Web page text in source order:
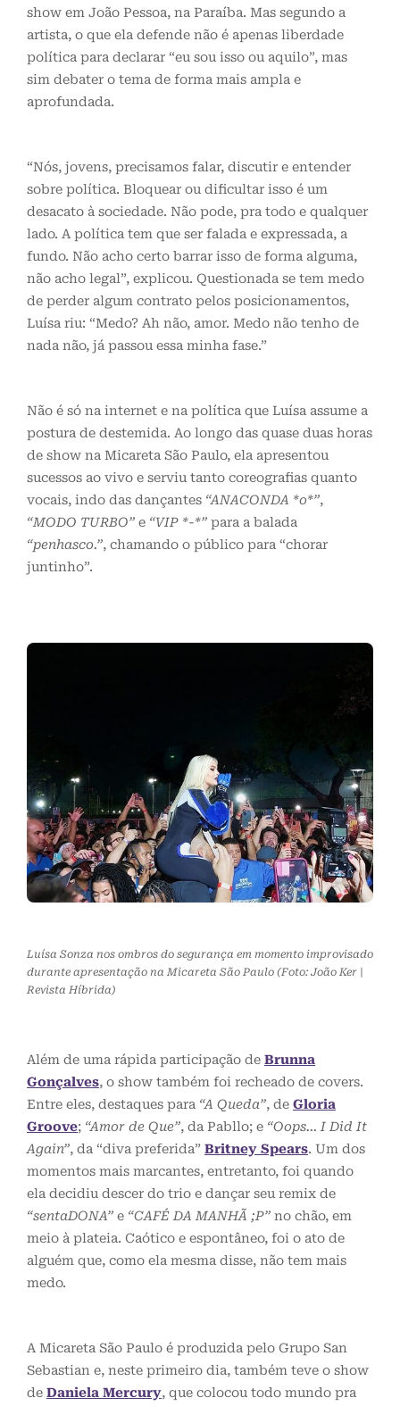
show em João Pessoa, na Paraíba. Mas segundo a
artista, o que ela defende não é apenas liberdade
política para declarar “eu sou isso ou aquilo”, mas
sim debater o tema de forma mais ampla e
aprofundada.
“Nós, jovens, precisamos falar, discutir e entender
sobre política. Bloquear ou dificultar isso é um
desacato à sociedade. Não pode, pra todo e qualquer
lado. A política tem que ser falada e expressada, a
fundo. Não acho certo barrar isso de forma alguma,
não acho legal”, explicou. Questionada se tem medo
de perder algum contrato pelos posicionamentos,
Luísa riu: “Medo? Ah não, amor. Medo não tenho de
nada não, já passou essa minha fase.”
Não é só na internet e na política que Luísa assume a
postura de destemida. Ao longo das quase duas horas
de show na Micareta São Paulo, ela apresentou
sucessos ao vivo e serviu tanto coreografias quanto
vocais, indo das dançantes “ANACONDA *o*”,
“MODO TURBO” e “VIP *-*” para a balada
“penhasco.”, chamando o público para “chorar
juntinho”.
Luísa Sonza nos ombros do segurança em momento improvisado
durante apresentação na Micareta São Paulo (Foto: João Ker |
Revista Híbrida)
Além de uma rápida participação de Brunna
Gonçalves, o show também foi recheado de covers.
Entre eles, destaques para “A Queda”, de Gloria
Groove; “Amor de Que”, da Pabllo; e “Oops… I Did It
Again”, da “diva preferida” Britney Spears. Um dos
momentos mais marcantes, entretanto, foi quando
ela decidiu descer do trio e dançar seu remix de
“sentaDONA” e “CAFÉ DA MANHÃ ;P” no chão, em
meio à plateia. Caótico e espontâneo, foi o ato de
alguém que, como ela mesma disse, não tem mais
medo.
A Micareta São Paulo é produzida pelo Grupo San
Sebastian e, neste primeiro dia, também teve o show
de Daniela Mercury, que colocou todo mundo pra